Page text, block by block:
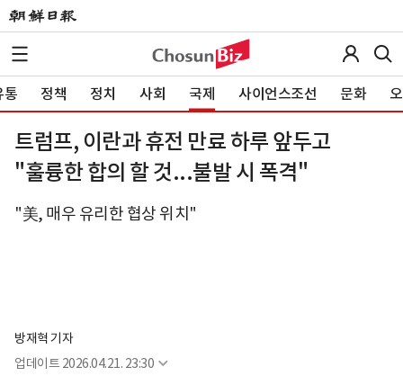
통 정책 정치 사회 국제 사이언스조선 문화
트럼프, 이란과 휴전 만료 하루 앞두고
"훌륭한 합의 할 것...불발 시 폭격"
"美, 매우 유리한 협상 위치"
방재혁 기자
업데이트 2026.04.21. 23:30